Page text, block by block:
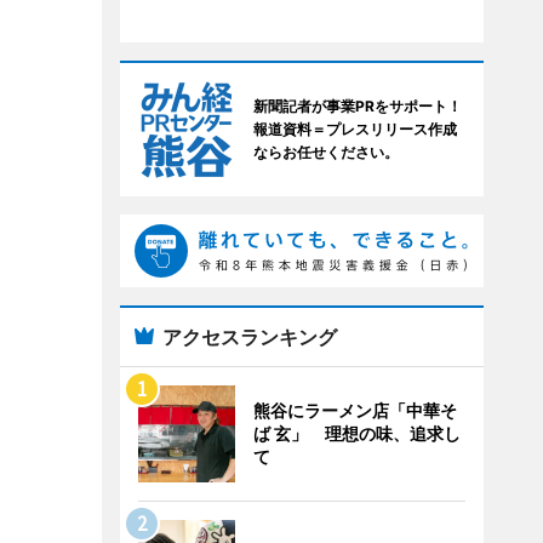
新聞記者が事業PRをサポート！
報道資料＝プレスリリース作成
ならお任せください。
アクセスランキング
熊谷にラーメン店「中華そ
ば 玄」 理想の味、追求し
て